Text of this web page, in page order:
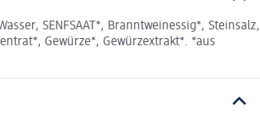
SENFSAAT*, Branntweinessig*, Steinsalz,
Gewürze*, Gewürzextrakt*. *aus